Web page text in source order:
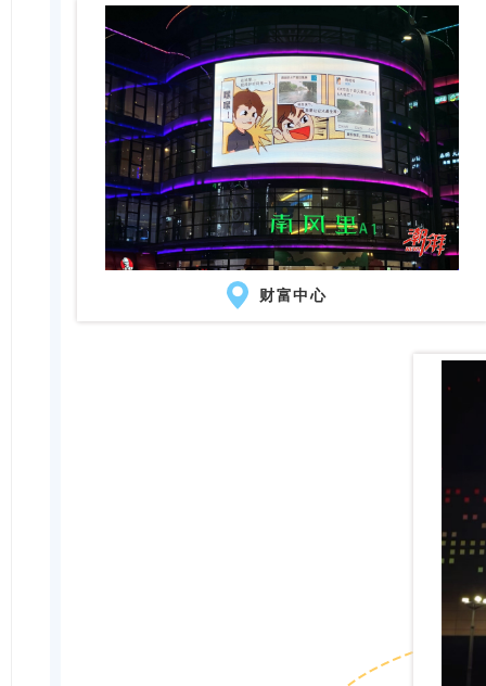
财富中心